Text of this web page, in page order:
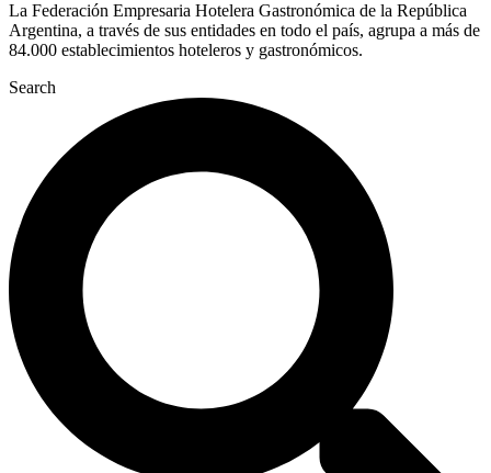
La Federación Empresaria Hotelera Gastronómica de la República
Argentina, a través de sus entidades en todo el país, agrupa a más de
84.000 establecimientos hoteleros y gastronómicos.
Search